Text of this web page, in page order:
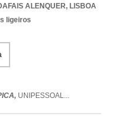
ALENQUER, LISBOA
ligeiros
UNIPESSOAL...